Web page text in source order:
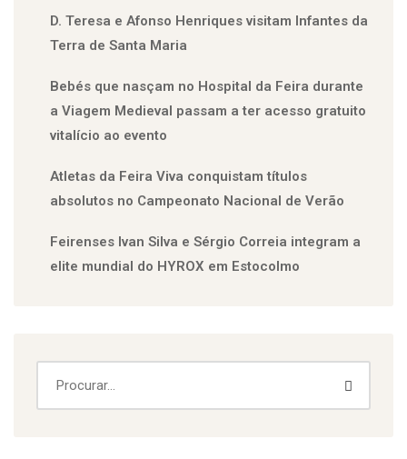
D. Teresa e Afonso Henriques visitam Infantes da
Terra de Santa Maria
Bebés que nasçam no Hospital da Feira durante
a Viagem Medieval passam a ter acesso gratuito
vitalício ao evento
Atletas da Feira Viva conquistam títulos
absolutos no Campeonato Nacional de Verão
Feirenses Ivan Silva e Sérgio Correia integram a
elite mundial do HYROX em Estocolmo